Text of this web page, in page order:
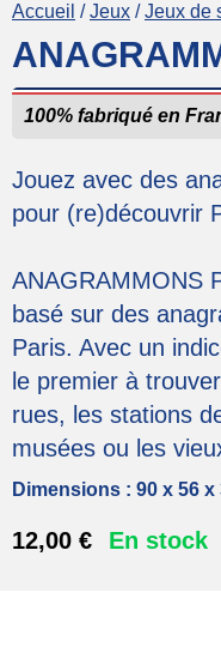
Accueil Jeux Jeux de
100% fabriqué en
Jouez avec des
pour (re)découvrir
ANAGRAMMONS
basé sur des
Paris. Avec un
le premier à
rues, les stations
musées ou les
Dimensions : 90 x 56 x
12,00 € En stock